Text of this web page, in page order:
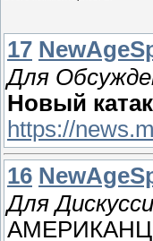
17
Для
Новый
https://
16
Для